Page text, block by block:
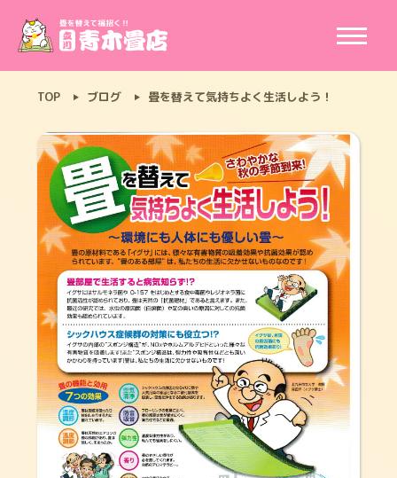
TOP ブログ 畳を替えて気持ちよく生活しよう！